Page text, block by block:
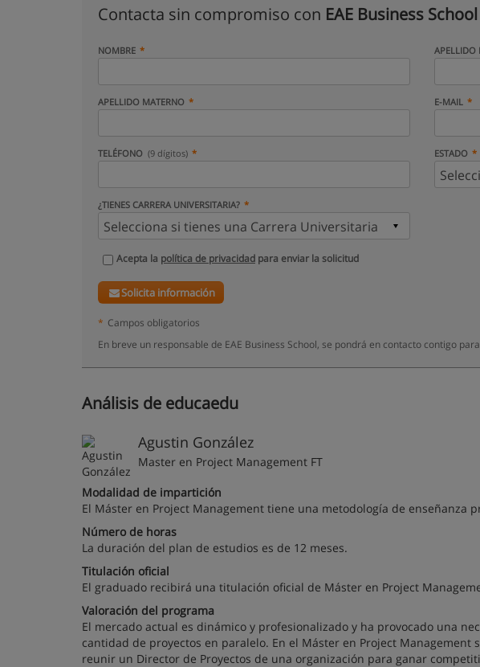
Contacta sin compromiso con EAE Business School
NOMBRE APELLIDO
APELLIDO MATERNO E-MAIL
TELÉFONO (9 dígitos) ESTADO
¿TIENES CARRERA UNIVERSITARIA?
Acepta la política de privacidad para enviar la solicitud
Solicita información
* Campos obligatorios
En breve un responsable de EAE Business School, se pondrá en contacto contigo
Análisis de educaedu
Agustin González
Master en Project Management FT
Modalidad de impartición
El Máster en Project Management tiene una metodología de enseñanza
Número de horas
La duración del plan de estudios es de 12 meses.
Titulación oficial
El graduado recibirá una titulación oficial de Máster en Project
Valoración del programa
El mercado actual es dinámico y profesionalizado y ha provocado una
cantidad de proyectos en paralelo. En el Máster en Project
reunir un Director de Proyectos de una organización para ganar